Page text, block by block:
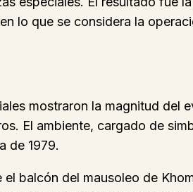
lo que se considera la
mostraron la magnitud del
El ambiente, cargado de
de 1979.
balcón del mausoleo de